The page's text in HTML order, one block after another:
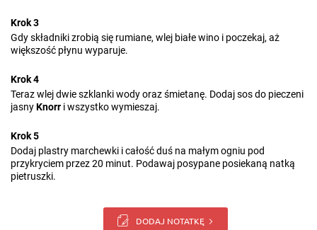
Krok 3
Gdy składniki zrobią się rumiane, wlej białe wino i poczekaj, aż
większość płynu wyparuje.
Krok 4
Teraz wlej dwie szklanki wody oraz śmietanę. Dodaj sos do pieczeni
jasnyKnorr i wszystko wymieszaj.
Krok 5
Dodaj plastry marchewki i całość duś na małym ogniu pod
przykryciem przez 20 minut. Podawaj posypane posiekaną natką
pietruszki.
DODAJ NOTATKĘ